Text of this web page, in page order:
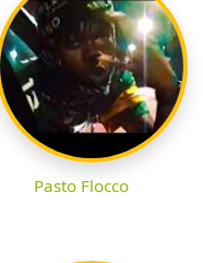
Pasto Flocco